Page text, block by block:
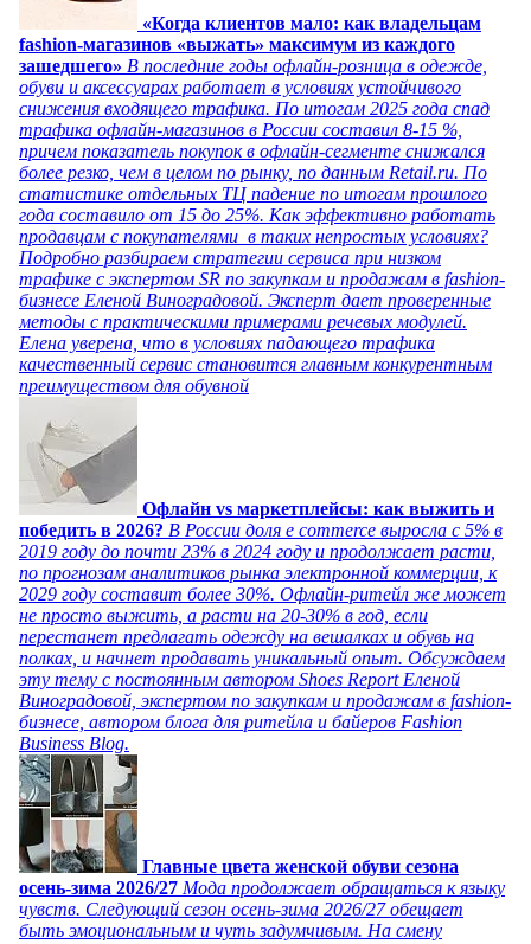
«Когда клиентов мало: как владельцам
fashion-магазинов «выжать» максимум из каждого
зашедшего» В последние годы офлайн-розница в одежде,
обуви и аксессуарах работает в условиях устойчивого
снижения входящего трафика. По итогам 2025 года спад
трафика офлайн-магазинов в России составил 8-15 %,
причем показатель покупок в офлайн-сегменте снижался
более резко, чем в целом по рынку, по данным Retail.ru. По
статистике отдельных ТЦ падение по итогам прошлого
года составило от 15 до 25%. Как эффективно работать
продавцам с покупателями в таких непростых условиях?
Подробно разбираем стратегии сервиса при низком
трафике с экспертом SR по закупкам и продажам в fashion-
бизнесе Еленой Виноградовой. Эксперт дает проверенные
методы с практическими примерами речевых модулей.
Елена уверена, что в условиях падающего трафика
качественный сервис становится главным конкурентным
преимуществом для обувной
Офлайн vs маркетплейсы: как выжить и
победить в 2026? В России доля e commerce выросла с 5% в
2019 году до почти 23% в 2024 году и продолжает расти,
по прогнозам аналитиков рынка электронной коммерции, к
2029 году составит более 30%. Офлайн-ритейл же может
не просто выжить, а расти на 20-30% в год, если
перестанет предлагать одежду на вешалках и обувь на
полках, и начнет продавать уникальный опыт. Обсуждаем
эту тему с постоянным автором Shoes Report Еленой
Виноградовой, экспертом по закупкам и продажам в fashion-
бизнесе, автором блога для ритейла и байеров Fashion
Business Blog.
Главные цвета женской обуви сезона
осень-зима 2026/27 Мода продолжает обращаться к языку
чувств. Следующий сезон осень-зима 2026/27 обещает
быть эмоциональным и чуть задумчивым. На смену